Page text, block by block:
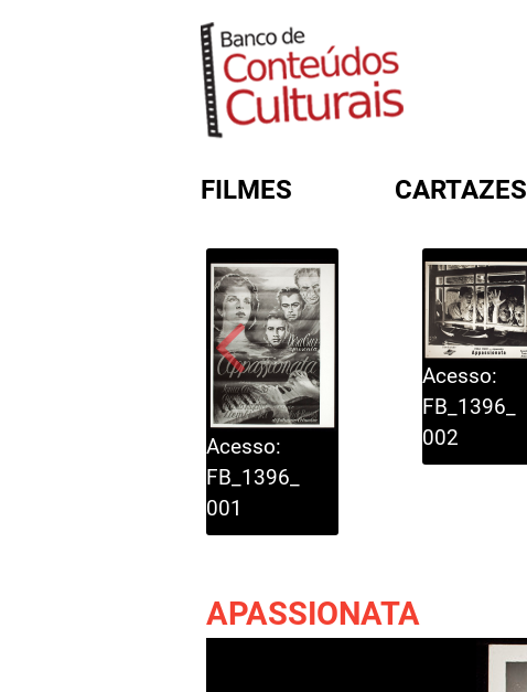
FILMES CARTAZES
Acesso:
FB_1396_
001
Acesso:
FB_1396_
002
APASSIONATA
FORMULÁRIO DE BUSCA